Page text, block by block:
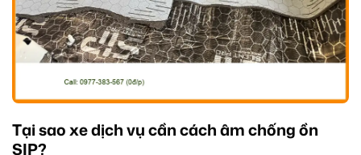
Tại sao xe dịch vụ cần cách âm chống ồn
SIP?